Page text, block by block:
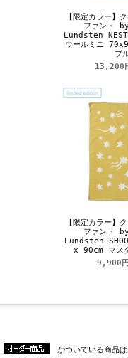
【限定カラー】
ファント
Lundsten
ウールミニ
ブ
13,200
【限定カラー】
ファント
Lundsten
x 90cm マス
9,900円
がついている商品